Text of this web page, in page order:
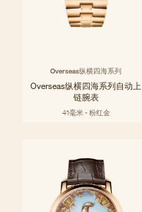
Overseas纵横四海系列
Overseas纵横四海系列自动上
链腕表
41毫米 - 粉红金